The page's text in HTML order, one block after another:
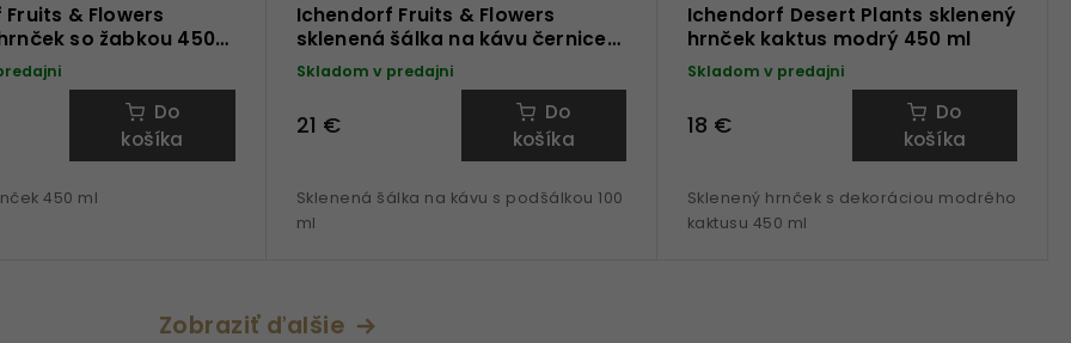
& Flowers
so žabkou 450
Do
košíka
450 ml
Ichendorf Fruits & Flowers
sklenená šálka na kávu černice
100 ml
Skladom v predajni
21 €
Do
košíka
Sklenená šálka na kávu s podšálkou 100
ml
Ichendorf Desert Plants sklenený
hrnček kaktus modrý 450 ml
Skladom v predajni
18 €
Do
košíka
Sklenený hrnček s dekoráciou modrého
kaktusu 450 ml
Zobraziť ďalšie